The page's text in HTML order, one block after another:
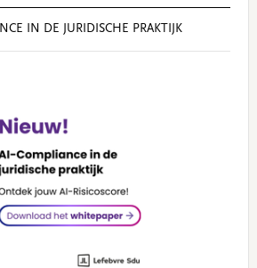
IN DE JURIDISCHE PRAKTIJK